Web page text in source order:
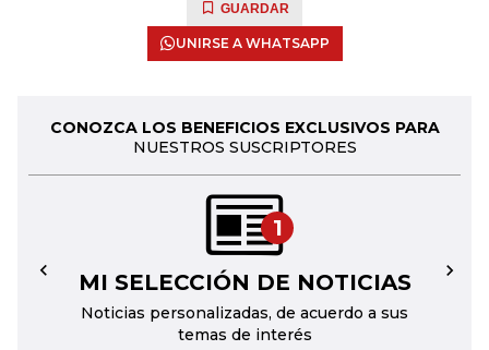
GUARDAR
UNIRSE A WHATSAPP
CONOZCA LOS BENEFICIOS EXCLUSIVOS PARA
NUESTROS SUSCRIPTORES
1
MI SELECCIÓN DE NOTICIAS
Noticias personalizadas, de acuerdo a sus
temas de interés
← →